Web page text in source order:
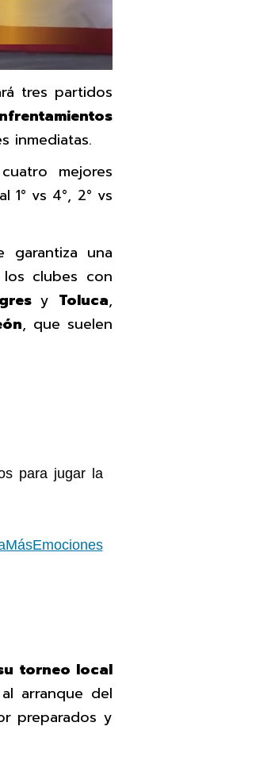
tres partidos
inmediatas.
mejores
1° vs 4°, 2° vs
una
clubes con
y Toluca,
, que suelen
para jugar la
torneo local
arranque del
preparados y